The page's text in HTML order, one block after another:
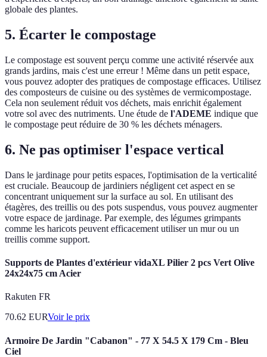
globale des plantes.
5. Écarter le compostage
Le compostage est souvent perçu comme une activité réservée aux
grands jardins, mais c'est une erreur ! Même dans un petit espace,
vous pouvez adopter des pratiques de compostage efficaces. Utilisez
des composteurs de cuisine ou des systèmes de vermicompostage.
Cela non seulement réduit vos déchets, mais enrichit également
votre sol avec des nutriments. Une étude de l'ADEME indique que
le compostage peut réduire de 30 % les déchets ménagers.
6. Ne pas optimiser l'espace vertical
Dans le jardinage pour petits espaces, l'optimisation de la verticalité
est cruciale. Beaucoup de jardiniers négligent cet aspect en se
concentrant uniquement sur la surface au sol. En utilisant des
étagères, des treillis ou des pots suspendus, vous pouvez augmenter
votre espace de jardinage. Par exemple, des légumes grimpants
comme les haricots peuvent efficacement utiliser un mur ou un
treillis comme support.
Supports de Plantes d'extérieur vidaXL Pilier 2 pcs Vert Olive
24x24x75 cm Acier
Rakuten FR
70.62 EURVoir le prix
Armoire De Jardin "Cabanon" - 77 X 54.5 X 179 Cm - Bleu
Ciel